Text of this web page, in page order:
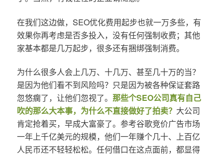
在我们这边做，SEO优化费用起步也就一万多些，有
效果你再考虑是否多投入，没有任何强制收费；其他
家基本都是几万起步，很多还有捆绑强制消费。
为什么很多人会上几万、十几万、甚至几十万的当？
是因为他们看不到风险吗？只是因为被各种保证套路
忽悠瘸了，让他们忽视了。 那些个SEO公司真有自己
吹的那么大本事，为什么不直接做好了拍卖？ 大公司
肯定抢着买，早成大富豪了。参考谷歌竞价广告市场
一年上千亿美元的规模，他们一年赚个几十、上百亿
人民币还不轻轻松松。任何借口在这点面前，都显得